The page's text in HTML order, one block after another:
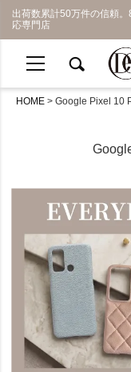
出荷数累計50万件の信頼
応専門店
HOME Google Pixel 10